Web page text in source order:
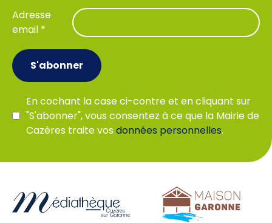
Adresse
email *
En cochant la case ci-contre et en cliquant sur
"S'abonner", vous consentez à ce que la Mairie de
Cazères traite vosdonnées personnelles.
S'abonner